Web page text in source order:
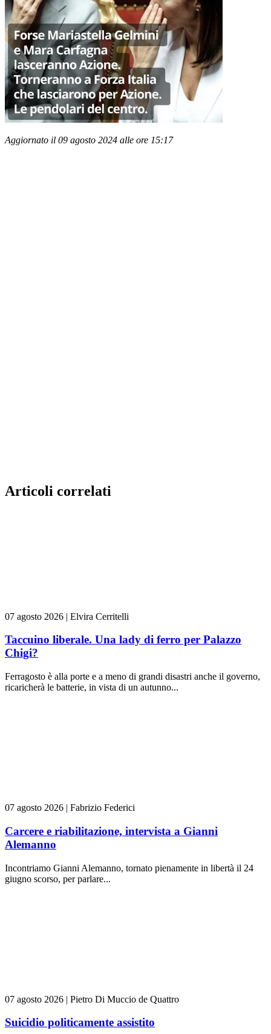
Aggiornato il 09 agosto 2024 alle ore 15:17
Articoli correlati
07 agosto 2026 | Elvira Cerritelli
Taccuino liberale. Una lady di ferro per Palazzo
Chigi?
Ferragosto è alla porte e a meno di grandi disastri anche il governo,
ricaricherà le batterie, in vista di un autunno...
07 agosto 2026 | Fabrizio Federici
Carcere e riabilitazione, intervista a Gianni
Alemanno
Incontriamo Gianni Alemanno, tornato pienamente in libertà il 24
giugno scorso, per parlare...
07 agosto 2026 | Pietro Di Muccio de Quattro
Suicidio politicamente assistito